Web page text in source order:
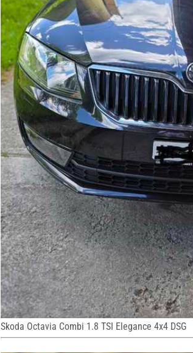
Skoda Octavia Combi 1.8 TSI Elegance 4x4 DSG